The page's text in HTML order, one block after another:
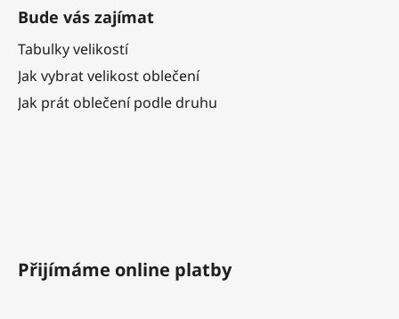
Bude vás zajímat
Tabulky velikostí
Jak vybrat velikost oblečení
Jak prát oblečení podle druhu
Přijímáme online platby